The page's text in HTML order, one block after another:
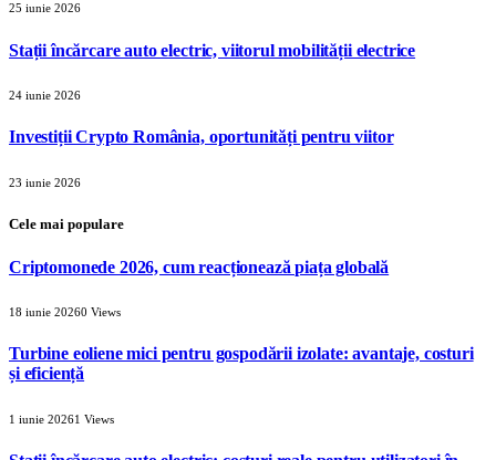
25 iunie 2026
Stații încărcare auto electric, viitorul mobilității electrice
24 iunie 2026
Investiții Crypto România, oportunități pentru viitor
23 iunie 2026
Cele mai populare
Criptomonede 2026, cum reacționează piața globală
18 iunie 20260 Views
Turbine eoliene mici pentru gospodării izolate: avantaje, costuri
și eficiență
1 iunie 20261 Views